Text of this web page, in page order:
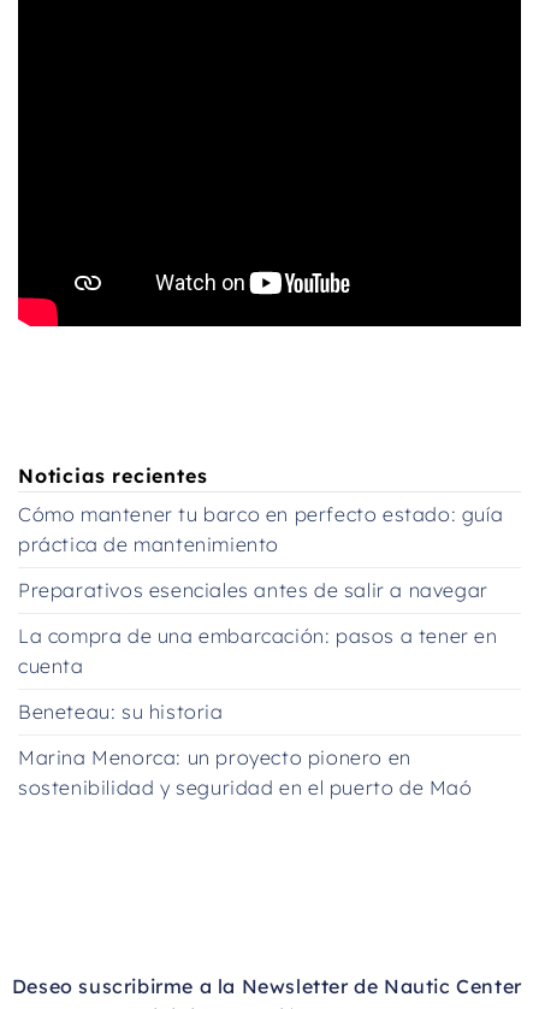
Noticias recientes
Cómo mantener tu barco en perfecto estado: guía
práctica de mantenimiento
Preparativos esenciales antes de salir a navegar
La compra de una embarcación: pasos a tener en
cuenta
Beneteau: su historia
Marina Menorca: un proyecto pionero en
sostenibilidad y seguridad en el puerto de Maó
Deseo suscribirme a la Newsletter de Nautic Center